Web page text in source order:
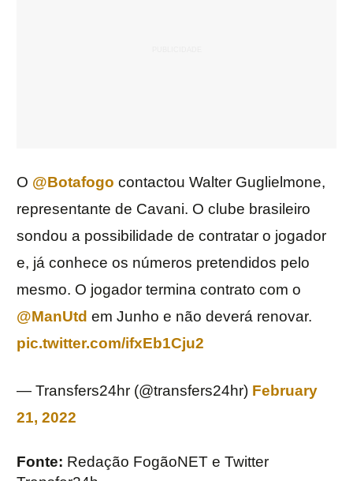
O @Botafogo contactou Walter Guglielmone,
representante de Cavani. O clube brasileiro
sondou a possibilidade de contratar o jogador
e, já conhece os números pretendidos pelo
mesmo. O jogador termina contrato com o
@ManUtd em Junho e não deverá renovar.
pic.twitter.com/ifxEb1Cju2
— Transfers24hr (@transfers24hr) February
21, 2022
Fonte: Redação FogãoNET e Twitter